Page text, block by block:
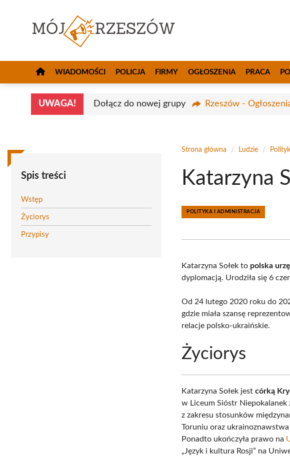
WIADOMOŚCI POLICJA FIRMY OGŁOSZENIA PRACA
UWAGA! Dołącz do nowej grupy Rzeszów -
Spis treści
Wstęp
Życiorys
Przypisy
Strona główna / Ludzie /
Katarzyna
POLITYKA I ADMINISTRACJA
Katarzyna Sołek to polska
dyplomacją. Urodziła się 6
Od 24 lutego 2020 roku do
gdzie miała szansę
relacje polsko-ukraińskie.
Życiorys
Katarzyna Sołek jestcórką
w Liceum Sióstr Niepokalanek
z zakresu stosunków
Toruniu oraz ukrainoznawstwa
Ponadto ukończyła prawo na
„Język i kultura Rosji” na